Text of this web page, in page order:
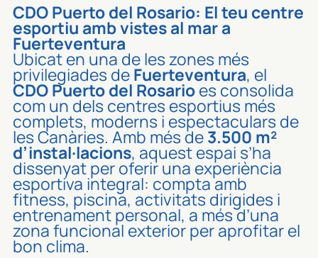
CDO Puerto del Rosario: El teu centre
esportiu amb vistes al mar a
Fuerteventura
Ubicat en una de les zones més
privilegiades deFuerteventura, el
CDO Puerto del Rosarioes consolida
com un dels centres esportius més
complets, moderns i espectaculars de
les Canàries. Amb més de3.500 m²
d’instal·lacions, aquest espai s’ha
dissenyat per oferir una experiència
esportiva integral: compta amb
fitness, piscina, activitats dirigides i
entrenament personal, a més d’una
zona funcional exterior per aprofitar el
bon clima.